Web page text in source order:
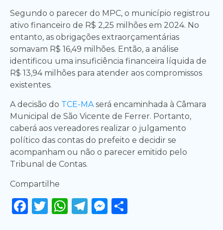
Segundo o parecer do MPC, o município registrou
ativo financeiro de R$ 2,25 milhões em 2024. No
entanto, as obrigações extraorçamentárias
somavam R$ 16,49 milhões. Então, a análise
identificou uma insuficiência financeira líquida de
R$ 13,94 milhões para atender aos compromissos
existentes.
A decisão do TCE-MAserá encaminhada à Câmara
Municipal de São Vicente de Ferrer. Portanto,
caberá aos vereadores realizar o julgamento
político das contas do prefeito e decidir se
acompanham ou não o parecer emitido pelo
Tribunal de Contas.
Compartilhe
Facebook
Twitter
WhatsApp
Telegram
Messenger